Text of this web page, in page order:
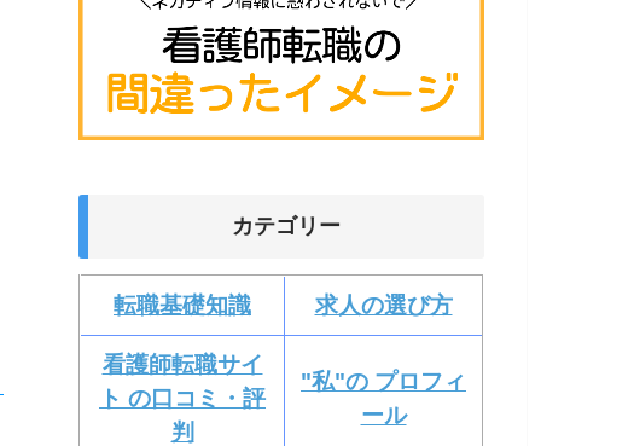
カテゴリー
転職基礎知識 求人の選び方
看護師転職サイ
ト の口コミ・評
判
"私"の プロフィ
ール